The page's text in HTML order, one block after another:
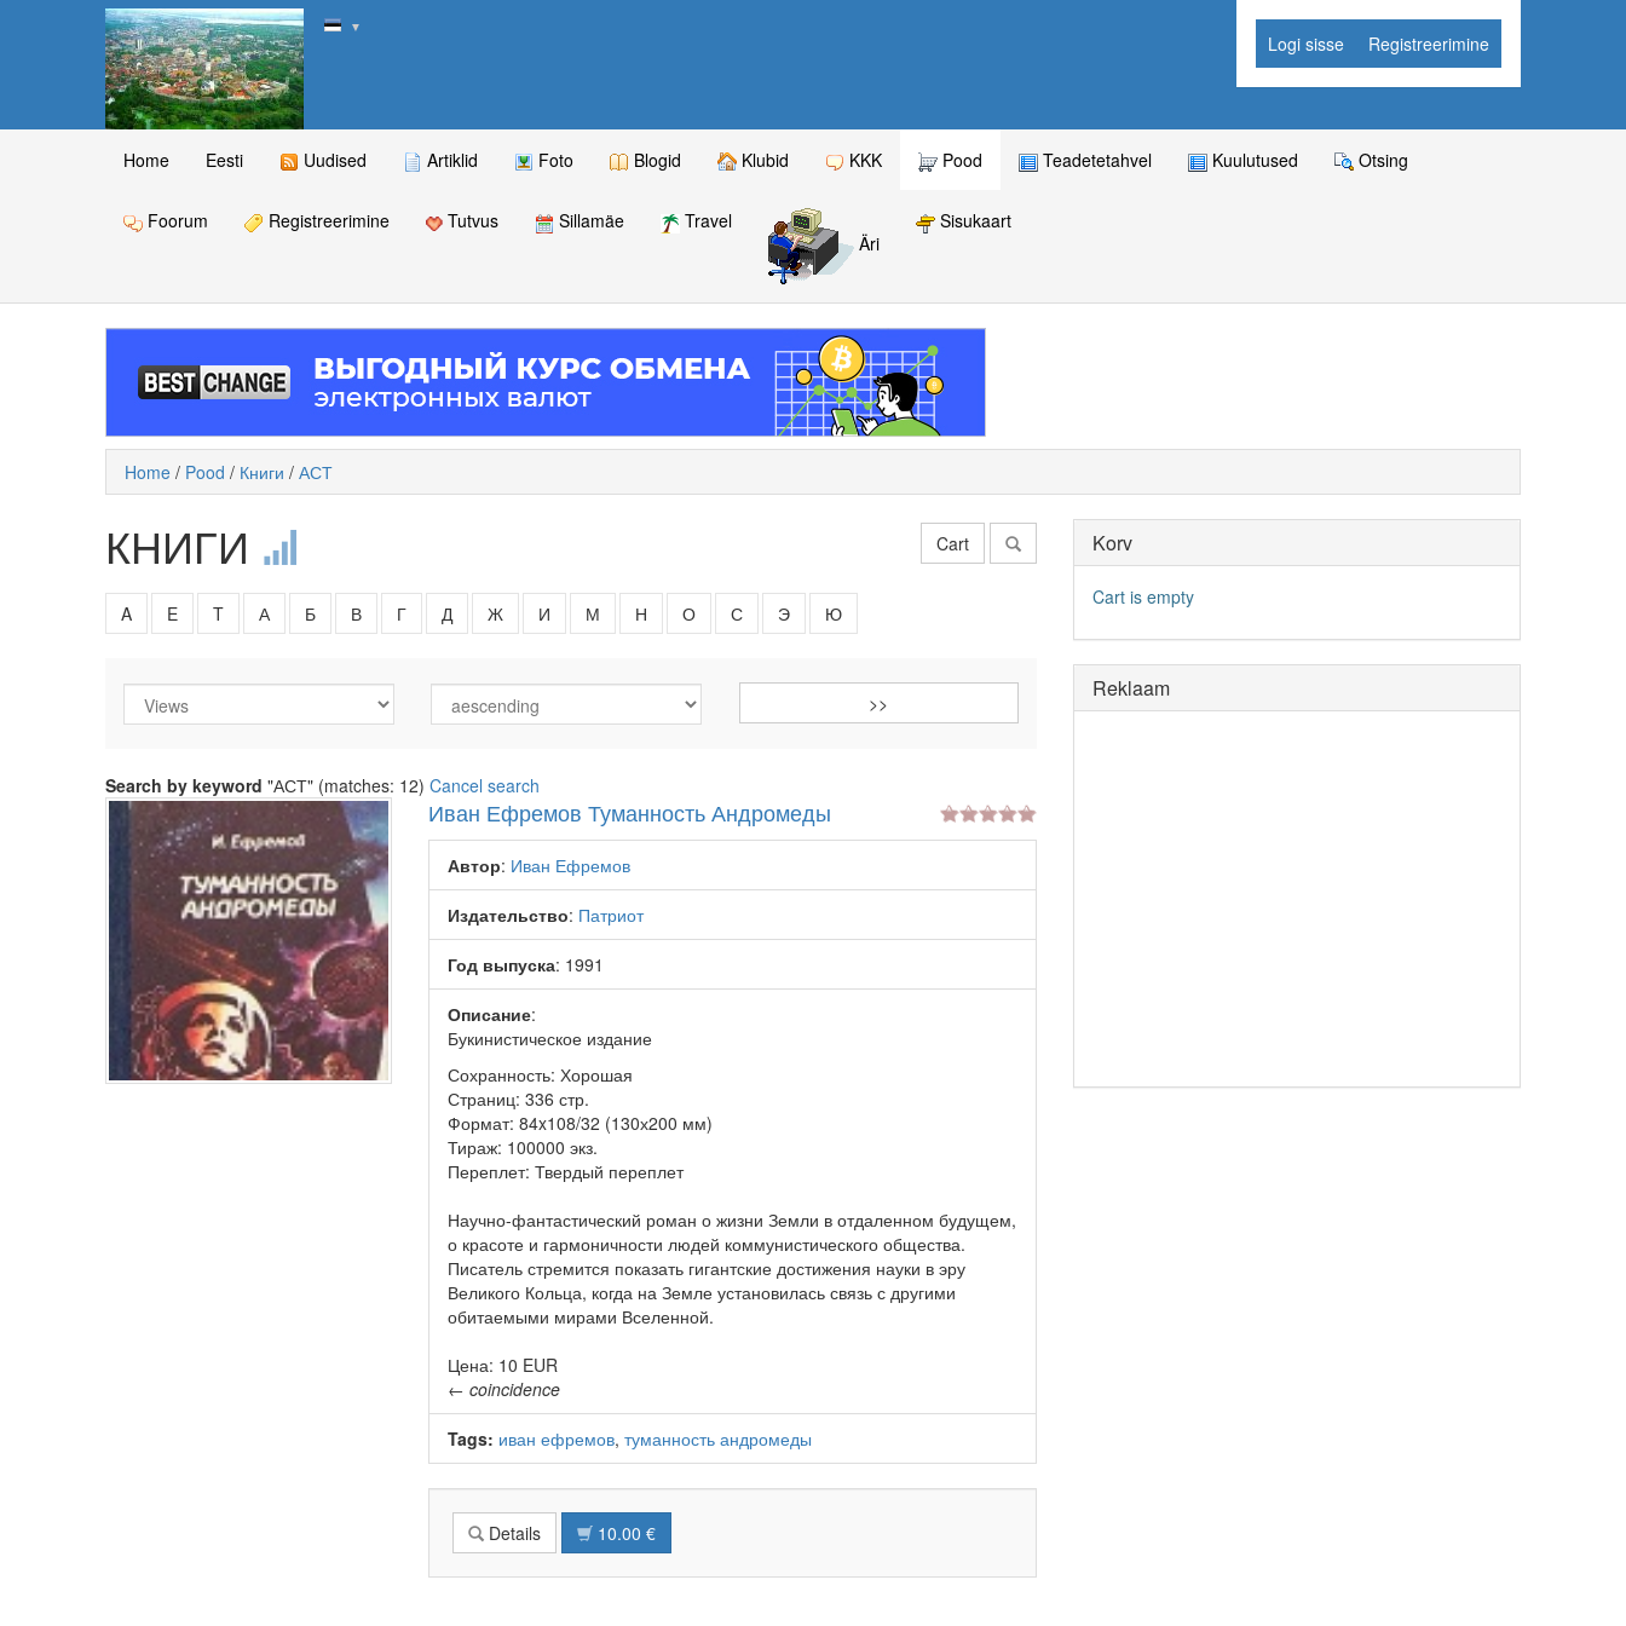
▼
Logi sisse Registreerimine
Home Eesti Uudised Artiklid Foto Blogid Klubid KKK Pood Teadetetahvel Kuulutused Otsing
Foorum Registreerimine Tutvus Sillamäe
Travel
Äri
Sisukaart
Home / Pood / Книги / АСТ
Cart
КНИГИ
A E T А Б В Г Д Ж И М Н О С Э Ю
Search by keyword "АСТ" (matches: 12) Cancel search
Иван Ефремов Туманность Андромеды
Автор: Иван Ефремов
Издательство: Патриот
Год выпуска: 1991
Описание:
Букинистическое издание
Сохранность: Хорошая
Страниц: 336 стр.
Формат: 84x108/32 (130х200 мм)
Тираж: 100000 экз.
Переплет: Твердый переплет
Научно-фантастический роман о жизни Земли в отдаленном будущем,
о красоте и гармоничности людей коммунистического общества.
Писатель стремится показать гигантские достижения науки в эру
Великого Кольца, когда на Земле установилась связь с другими
обитаемыми мирами Вселенной.
Цена: 10 EUR
← coincidence
Tags: иван ефремов, туманность андромеды
Details 10.00 €
Korv
Cart is empty
Reklaam